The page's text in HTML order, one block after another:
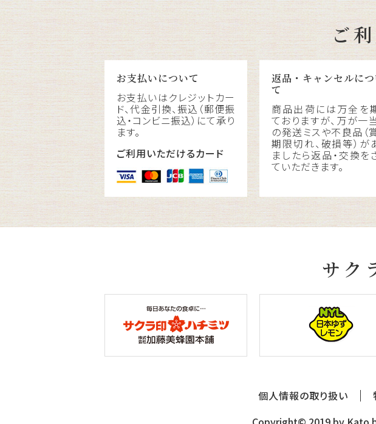
ご
お支払いについて
お支払いはクレジットカー
ド、代金引換、振込（郵便振
込・コンビニ振込）にて承り
ます。
ご利用いただけるカード
返品・キャンセルに
て
商品出荷には万全を
ておりますが、万が一
の発送ミスや不良品（
期限切れ、破損等）が
ましたら返品・交換を
ていただきます。
サク
個人情報の取り扱い